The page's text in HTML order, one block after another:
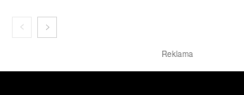
Reklama